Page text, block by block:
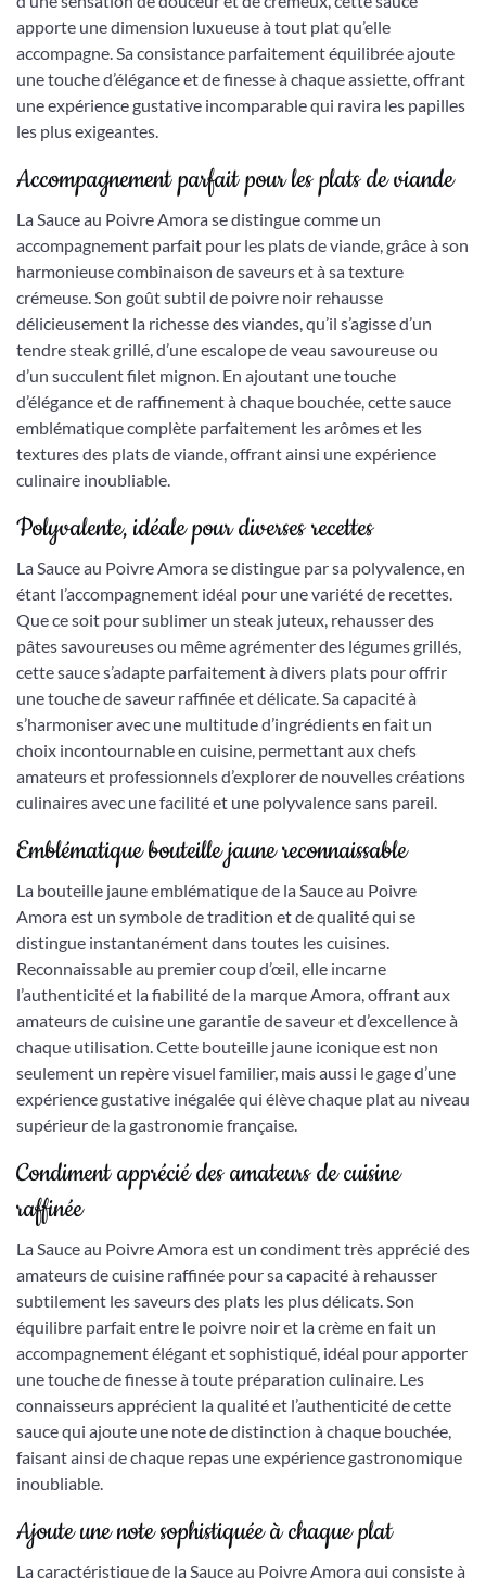
apporte une dimension luxueuse à tout plat qu’elle
accompagne. Sa consistance parfaitement équilibrée ajoute
une touche d’élégance et de finesse à chaque assiette, offrant
une expérience gustative incomparable qui ravira les papilles
les plus exigeantes.
Accompagnement parfait pour les plats de viande
La Sauce au Poivre Amora se distingue comme un
accompagnement parfait pour les plats de viande, grâce à son
harmonieuse combinaison de saveurs et à sa texture
crémeuse. Son goût subtil de poivre noir rehausse
délicieusement la richesse des viandes, qu’il s’agisse d’un
tendre steak grillé, d’une escalope de veau savoureuse ou
d’un succulent filet mignon. En ajoutant une touche
d’élégance et de raffinement à chaque bouchée, cette sauce
emblématique complète parfaitement les arômes et les
textures des plats de viande, offrant ainsi une expérience
culinaire inoubliable.
Polyvalente, idéale pour diverses recettes
La Sauce au Poivre Amora se distingue par sa polyvalence, en
étant l’accompagnement idéal pour une variété de recettes.
Que ce soit pour sublimer un steak juteux, rehausser des
pâtes savoureuses ou même agrémenter des légumes grillés,
cette sauce s’adapte parfaitement à divers plats pour offrir
une touche de saveur raffinée et délicate. Sa capacité à
s’harmoniser avec une multitude d’ingrédients en fait un
choix incontournable en cuisine, permettant aux chefs
amateurs et professionnels d’explorer de nouvelles créations
culinaires avec une facilité et une polyvalence sans pareil.
Emblématique bouteille jaune reconnaissable
La bouteille jaune emblématique de la Sauce au Poivre
Amora est un symbole de tradition et de qualité qui se
distingue instantanément dans toutes les cuisines.
Reconnaissable au premier coup d’œil, elle incarne
l’authenticité et la fiabilité de la marque Amora, offrant aux
amateurs de cuisine une garantie de saveur et d’excellence à
chaque utilisation. Cette bouteille jaune iconique est non
seulement un repère visuel familier, mais aussi le gage d’une
expérience gustative inégalée qui élève chaque plat au niveau
supérieur de la gastronomie française.
Condiment apprécié des amateurs de cuisine
raffinée
La Sauce au Poivre Amora est un condiment très apprécié des
amateurs de cuisine raffinée pour sa capacité à rehausser
subtilement les saveurs des plats les plus délicats. Son
équilibre parfait entre le poivre noir et la crème en fait un
accompagnement élégant et sophistiqué, idéal pour apporter
une touche de finesse à toute préparation culinaire. Les
connaisseurs apprécient la qualité et l’authenticité de cette
sauce qui ajoute une note de distinction à chaque bouchée,
faisant ainsi de chaque repas une expérience gastronomique
inoubliable.
Ajoute une note sophistiquée à chaque plat
La caractéristique de la Sauce au Poivre Amora qui consiste à